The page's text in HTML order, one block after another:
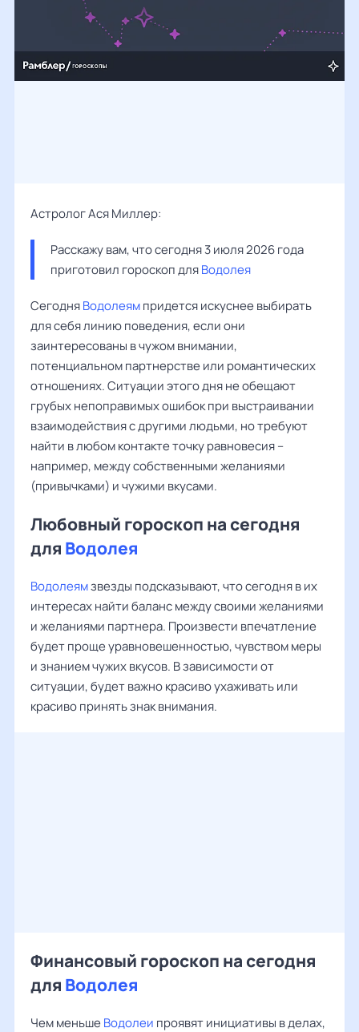
Астролог Ася Миллер:
Расскажу вам, что сегодня 3 июля 2026 года
приготовил гороскоп для Водолея
СегодняВодолеямпридется искуснее выбирать
для себя линию поведения, если они
заинтересованы в чужом внимании,
потенциальном партнерстве или романтических
отношениях. Ситуации этого дня не обещают
грубых непоправимых ошибок при выстраивании
взаимодействия с другими людьми, но требуют
найти в любом контакте точку равновесия –
например, между собственными желаниями
(привычками) и чужими вкусами.
Любовный гороскоп на сегодня
для Водолея
Водолеямзвезды подсказывают, что сегодня в их
интересах найти баланс между своими желаниями
и желаниями партнера. Произвести впечатление
будет проще уравновешенностью, чувством меры
и знанием чужих вкусов. В зависимости от
ситуации, будет важно красиво ухаживать или
красиво принять знак внимания.
Финансовый гороскоп на сегодня
для Водолея
Чем меньше Водолеи проявят инициативы в делах,